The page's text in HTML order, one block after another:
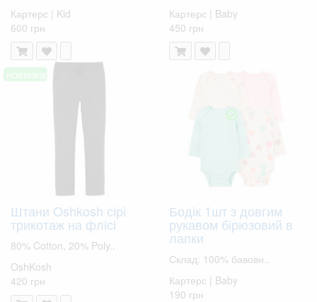
Картерс | Kid
600 грн
Картерс | Baby
450 грн
новинка!
Штани Oshkosh сірі
трикотаж на флісі
80% Cotton, 20% Poly..
OshKosh
420 грн
Бодік 1шт з довгим
рукавом бірюзовий в
лапки
Склад: 100% бавовн..
Картерс | Baby
190 грн